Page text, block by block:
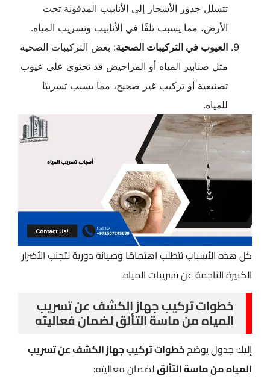
تتسلل جذور الأشجار إلى الأنابيب المدفونة تحت
الأرض، مما يسبب تلفًا في الأنابيب وتسريب المياه.
العيوب في التركيبات الصحية: بعض التركيبات الصحية
مثل صنابير المياه أو المراحيض قد تحتوي على عيوب
تصنيعية أو تركيب غير صحيح، مما يسبب تسريبًا
للمياه.
كل هذه الأسباب تتطلب اهتمامًا وصيانة دورية لتجنب الأضرار
الكبيرة الناجمة عن تسريبات المياه.
خطوات تركيب جهاز الكشف عن تسريب
المياه من ماسة التألق لضمان فعاليته
إليك جدول يوضحخطوات تركيب جهاز الكشف عن تسريب
المياه من ماسة التألقلضمان فعاليته: